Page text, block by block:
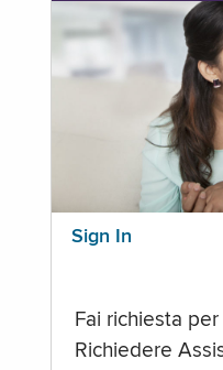
Sign In
Fai richiesta per
Richiedere